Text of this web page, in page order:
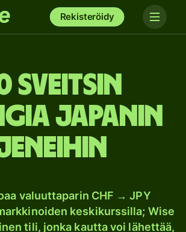
Rekisteröidy
Sveitsin
Japanin
valuuttaparin CHF → JPY
keskikurssilla; Wise
tili, jonka kautta voi lähettää,